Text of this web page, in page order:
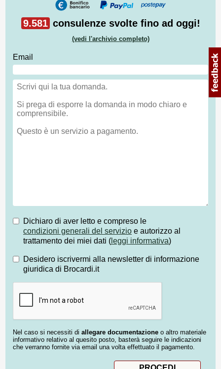
9.581 consulenze svolte fino ad oggi!
(vedi l'archivio completo)
Email
Dichiaro di aver letto e compreso le
condizioni generali del servizio e autorizzo al
trattamento dei miei dati ( leggi informativa)
Desidero iscrivermi alla newsletter di informazione
giuridica di Brocardi.it
Nel caso si necessiti di allegare documentazione o altro materiale
informativo relativo al quesito posto, basterà seguire le indicazioni
che verranno fornite via email una volta effettuato il pagamento.